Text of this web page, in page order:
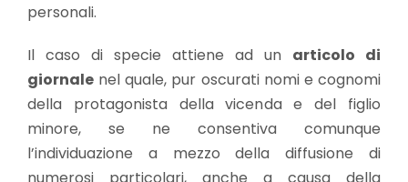
personali.
Il caso di specie attiene ad un articolo di
giornale nel quale, pur oscurati nomi e cognomi
della protagonista della vicenda e del figlio
minore, se ne consentiva comunque
l’individuazione a mezzo della diffusione di